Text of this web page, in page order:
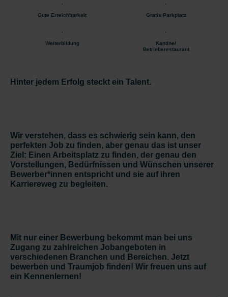
Gute Erreichbarkeit Gratis Parkplatz
Weiterbildung
Kantine/
Betriebsrestaurant
Hinter jedem Erfolg steckt ein Talent.
Wir verstehen, dass es schwierig sein kann, den
perfekten Job zu finden, aber genau das ist unser
Ziel: Einen Arbeitsplatz zu finden, der genau den
Vorstellungen, Bedürfnissen und Wünschen unserer
Bewerber*innen entspricht und sie auf ihren
Karriereweg zu begleiten.
Mit nur einer Bewerbung bekommt man bei uns
Zugang zu zahlreichen Jobangeboten in
verschiedenen Branchen und Bereichen. Jetzt
bewerben und Traumjob finden! Wir freuen uns auf
ein Kennenlernen!